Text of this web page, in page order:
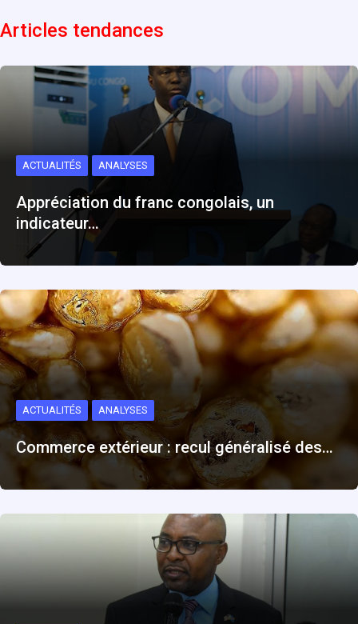
Articles tendances
ACTUALITÉS ANALYSES
Appréciation du franc congolais, un
indicateur…
ACTUALITÉS ANALYSES
Commerce extérieur : recul généralisé des…